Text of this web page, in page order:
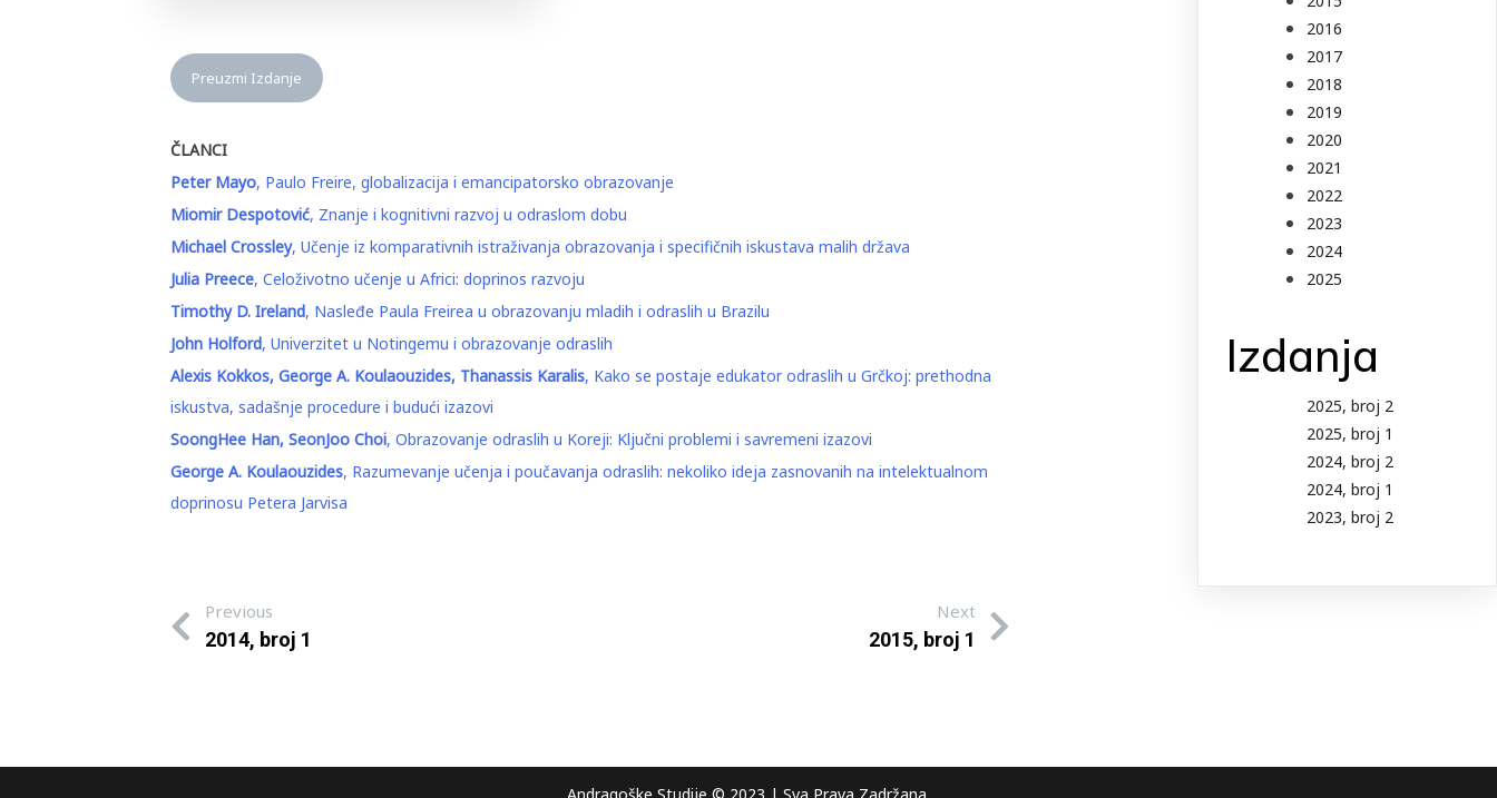
Preuzmi Izdanje
ČLANCI
Peter Mayo, Paulo Freire, globalizacija i emancipatorsko obrazovanje
Miomir Despotović, Znanje i kognitivni razvoj u odraslom dobu
Michael Crossley, Učenje iz komparativnih istraživanja obrazovanja i specifičnih iskustava malih država
Julia Preece, Celoživotno učenje u Africi: doprinos razvoju
Timothy D. Ireland, Nasleđe Paula Freirea u obrazovanju mladih i odraslih u Brazilu
John Holford, Univerzitet u Notingemu i obrazovanje odraslih
Alexis Kokkos, George A. Koulaouzides, Thanassis Karalis, Kako se postaje edukator odraslih u Grčkoj: prethodna
iskustva, sadašnje procedure i budući izazovi
SoongHee Han, SeonJoo Choi, Obrazovanje odraslih u Koreji: Ključni problemi i savremeni izazovi
George A. Koulaouzides, Razumevanje učenja i poučavanja odraslih: nekoliko ideja zasnovanih na intelektualnom
doprinosu Petera Jarvisa
Previous
2014, broj 1
Next
2015, broj 1
2016
2017
2018
2019
2020
2021
2022
2023
2024
2025
Izdanja
2025, broj 2
2025, broj 1
2024, broj 2
2024, broj 1
2023, broj 2